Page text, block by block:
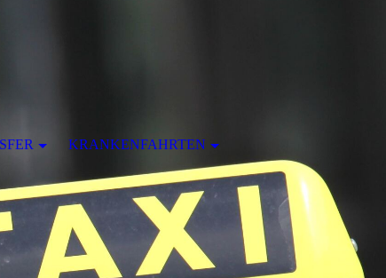
KRANKENFAHRTEN